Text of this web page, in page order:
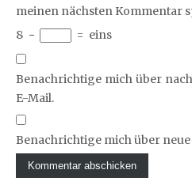
meinen nächsten Kommentar
8 − = eins
Benachrichtige mich über
E-Mail.
Benachrichtige mich über